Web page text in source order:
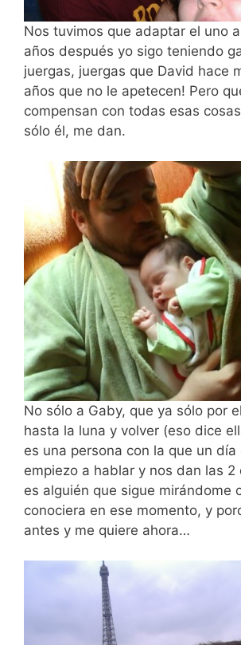
Nos tuvimos que adaptar el uno
años después yo sigo teniendo
juergas, juergas que David hace
años que no le apetecen! Pero
compensan con todas esas
sólo él, me dan.
No sólo a Gaby, que ya sólo por
hasta la luna y volver (eso dice
es una persona con la que un día
empiezo a hablar y nos dan las 2
es alguién que sigue mirándome
conociera en ese momento, y
antes y me quiere ahora…